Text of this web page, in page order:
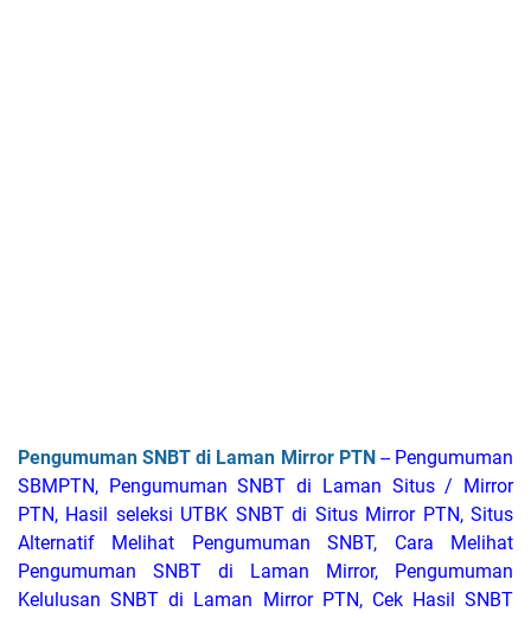
Pengumuman SNBT di Laman Mirror PTN-- Pengumuman
SBMPTN, Pengumuman SNBT di Laman Situs / Mirror
PTN, Hasil seleksi UTBK SNBT di Situs Mirror PTN, Situs
Alternatif Melihat Pengumuman SNBT, Cara Melihat
Pengumuman SNBT di Laman Mirror, Pengumuman
Kelulusan SNBT di Laman Mirror PTN, Cek Hasil SNBT